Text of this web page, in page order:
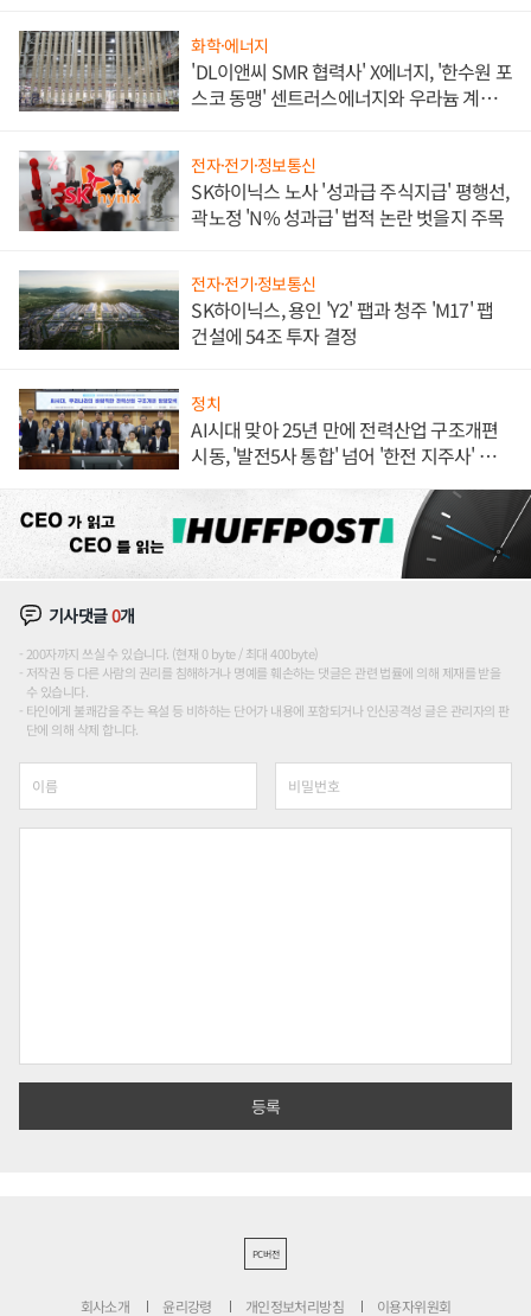
화학·에너지
'DL이앤씨 SMR 협력사' X에너지, '한수원 포
스코 동맹' 센트러스에너지와 우라늄 계약
전자·전기·정보통신
SK하이닉스 노사 '성과급 주식지급' 평행선,
곽노정 'N% 성과급' 법적 논란 벗을지 주목
전자·전기·정보통신
SK하이닉스, 용인 'Y2' 팹과 청주 'M17' 팹
건설에 54조 투자 결정
정치
AI시대 맞아 25년 만에 전력산업 구조개편
시동, '발전5사 통합' 넘어 '한전 지주사' 재편
기사댓글0개
200자까지 쓰실 수 있습니다. (현재 0 byte / 최대 400byte)
저작권 등 다른 사람의 권리를 침해하거나 명예를 훼손하는 댓글은 관련 법률에 의해 제재를 받을
수 있습니다.
타인에게 불쾌감을 주는 욕설 등 비하하는 단어가 내용에 포함되거나 인신공격성 글은 관리자의 판
단에 의해 삭제 합니다.
PC버전
회사소개 윤리강령 개인정보처리방침 이용자위원회